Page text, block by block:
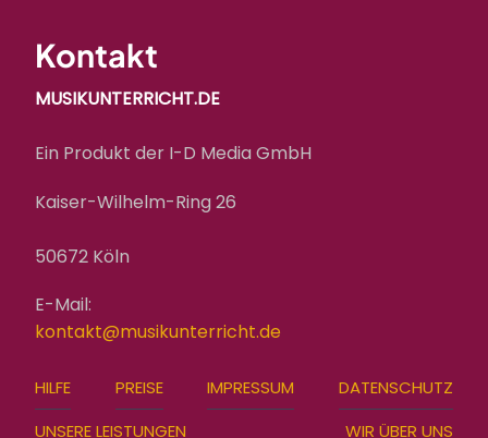
Kontakt
MUSIKUNTERRICHT.DE
Ein Produkt der I-D Media GmbH
Kaiser-Wilhelm-Ring 26
50672 Köln
E-Mail:
kontakt@musikunterricht.de
FOOTER
MENU
HILFE PREISE IMPRESSUM
DATENSCHUTZ
UNSERE LEISTUNGEN
WIR ÜBER UNS